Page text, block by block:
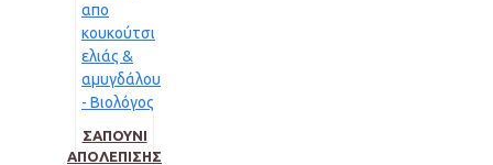
ΣΑΠΟΎΝΙ
ΑΠΟΛΈΠΙΣΗΣ